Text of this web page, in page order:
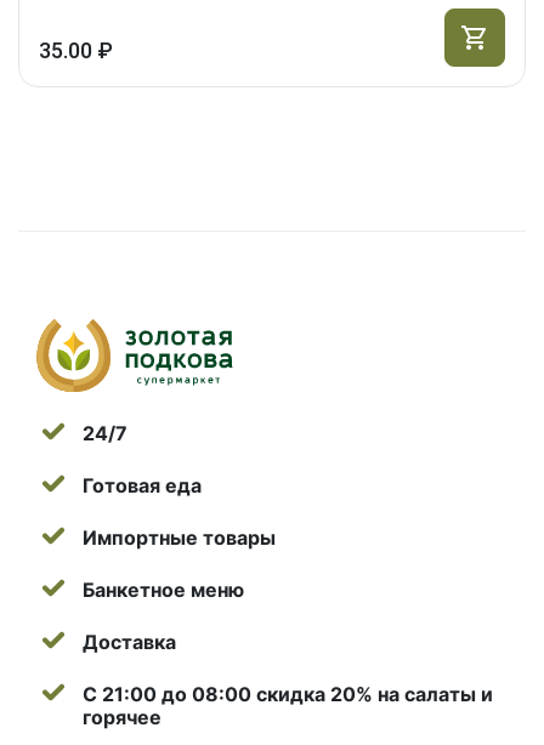
35.00 ₽
24/7
Готовая еда
Импортные товары
Банкетное меню
Доставка
С 21:00 до 08:00 скидка 20% на салаты и
горячее